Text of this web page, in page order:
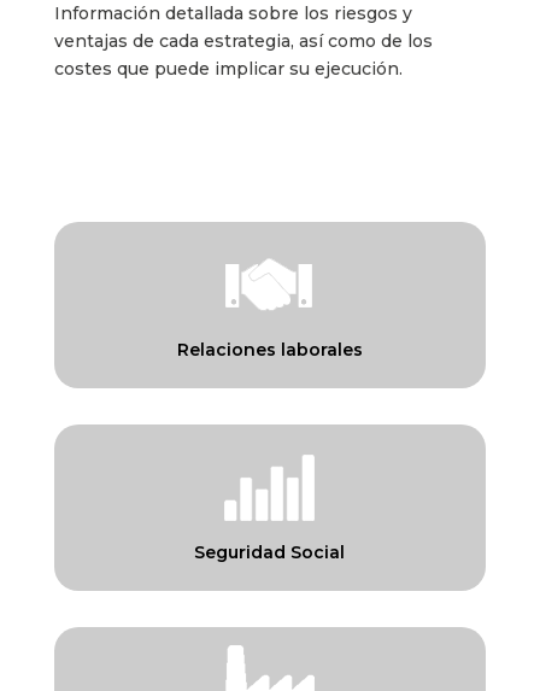
Información detallada sobre los riesgos y
ventajas de cada estrategia, así como de los
costes que puede implicar su ejecución.
Relaciones laborales
Seguridad Social